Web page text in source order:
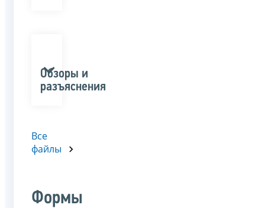
Обзоры и
разъяснения
Все
файлы
Формы